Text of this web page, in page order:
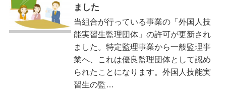
ました
当組合が行っている事業の「外国人技
能実習生監理団体」の許可が更新され
ました。特定監理事業から一般監理事
業へ、これは優良監理団体として認め
られたことになります。外国人技能実
習生の監…